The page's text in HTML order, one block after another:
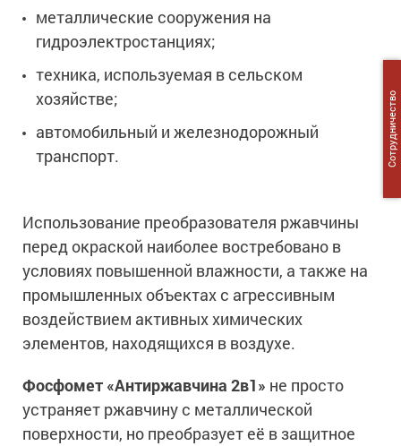
металлические сооружения на
гидроэлектростанциях;
техника, используемая в сельском
хозяйстве;
автомобильный и железнодорожный
транспорт.
Использование преобразователя ржавчины
перед окраской наиболее востребовано в
условиях повышенной влажности, а также на
промышленных объектах с агрессивным
воздействием активных химических
элементов, находящихся в воздухе.
Фосфомет «Антиржавчина 2в1» не просто
устраняет ржавчину с металлической
поверхности, но преобразует её в защитное
Сотрудничество